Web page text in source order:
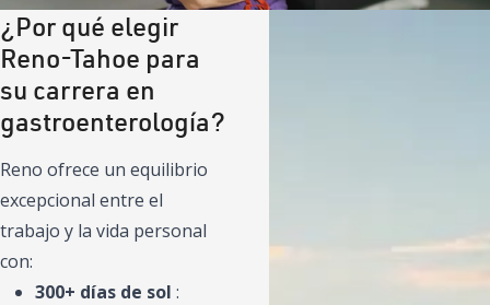
¿Por qué elegir
Reno-Tahoe para
su carrera en
gastroenterología?
Reno ofrece un equilibrio
excepcional entre el
trabajo y la vida personal
con:
300+ días de sol :